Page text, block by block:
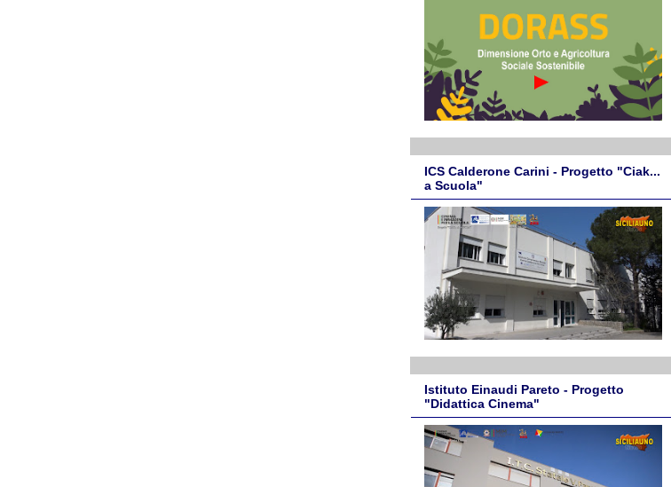
ICS Calderone Carini - Progetto "Ciak...
a Scuola"
Istituto Einaudi Pareto - Progetto
"Didattica Cinema"